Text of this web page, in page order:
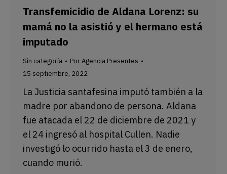
Transfemicidio de Aldana Lorenz: su
mamá no la asistió y el hermano está
imputado
Sin categoría PorAgencia Presentes
15 septiembre, 2022
La Justicia santafesina imputó también a la
madre por abandono de persona. Aldana
fue atacada el 22 de diciembre de 2021 y
el 24 ingresó al hospital Cullen. Nadie
investigó lo ocurrido hasta el 3 de enero,
cuando murió.